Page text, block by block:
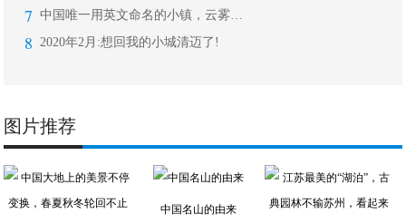
7 中国唯一用英文命名的小镇，云雾缭绕，
8 2020年2月:想回我的小城清迈了!
图片推荐
中国名山的由来